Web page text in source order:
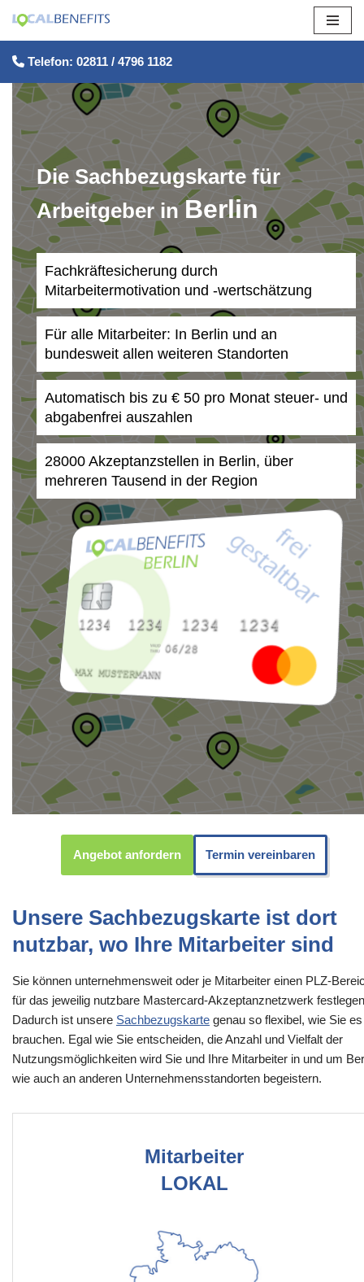
Zum
Inhalt
springen
Telefon: 02811 / 4796 1182
Die Sachbezugskarte für
Arbeitgeber inBerlin
Fachkräftesicherung durch
Mitarbeitermotivation und -wertschätzung
Für alle Mitarbeiter: In Berlin und an
bundesweit allen weiteren Standorten
Automatisch bis zu € 50 pro Monat steuer- und
abgabenfrei auszahlen
28000 Akzeptanzstellen in Berlin, über
mehreren Tausend in der Region
Angebot anfordern Termin vereinbaren
Unsere Sachbezugskarte ist dort
nutzbar, wo Ihre Mitarbeiter sind
Sie können unternehmensweit oder je Mitarbeiter einen PLZ-
für das jeweilig nutzbare Mastercard-Akzeptanznetzwerk
Dadurch ist unsere Sachbezugskarte genau so flexibel, wie Sie es
brauchen. Egal wie Sie entscheiden, die Anzahl und Vielfalt der
Nutzungsmöglichkeiten wird Sie und Ihre Mitarbeiter in und um
wie auch an anderen Unternehmensstandorten begeistern.
Mitarbeiter
LOKAL